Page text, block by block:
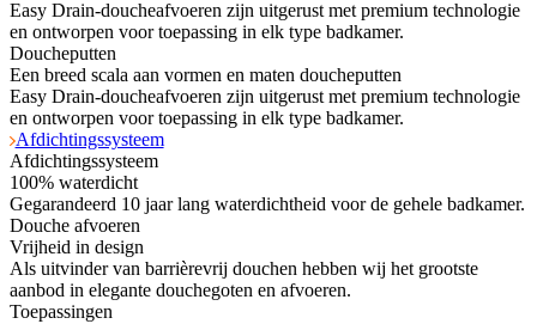
Easy Drain-doucheafvoeren zijn uitgerust met premium technologie
en ontworpen voor toepassing in elk type badkamer.
Doucheputten
Een breed scala aan vormen en maten doucheputten
Easy Drain-doucheafvoeren zijn uitgerust met premium technologie
en ontworpen voor toepassing in elk type badkamer.
Afdichtingssysteem
Afdichtingssysteem
100% waterdicht
Gegarandeerd 10 jaar lang waterdichtheid voor de gehele badkamer.
Douche afvoeren
Vrijheid in design
Als uitvinder van barrièrevrij douchen hebben wij het grootste
aanbod in elegante douchegoten en afvoeren.
Toepassingen